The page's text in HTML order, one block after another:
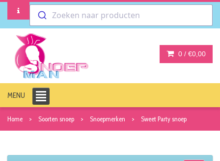
Zoeken naar producten
0 / €0,00
MENU
Home Soorten snoep Snoepmerken Sweet Party snoep